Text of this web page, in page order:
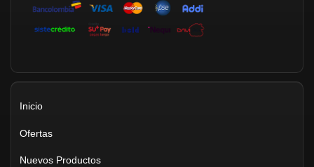
Inicio
Ofertas
Nuevos Productos